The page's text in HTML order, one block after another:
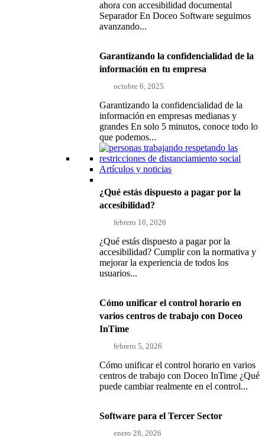
ahora con accesibilidad documental
Separador En Doceo Software seguimos
avanzando...
Garantizando la confidencialidad de la
información en tu empresa
octubre 6, 2025
Garantizando la confidencialidad de la
información en empresas medianas y
grandes En solo 5 minutos, conoce todo lo
que podemos...
Artículos y noticias
¿Qué estás dispuesto a pagar por la
accesibilidad?
febrero 10, 2026
¿Qué estás dispuesto a pagar por la
accesibilidad? Cumplir con la normativa y
mejorar la experiencia de todos los
usuarios...
Cómo unificar el control horario en
varios centros de trabajo con Doceo
InTime
febrero 5, 2026
Cómo unificar el control horario en varios
centros de trabajo con Doceo InTime ¿Qué
puede cambiar realmente en el control...
Software para el Tercer Sector
enero 28, 2026